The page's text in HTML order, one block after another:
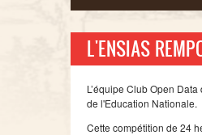
L'ENSIAS
L’équipe Club Open Data
de l'Education Nationale.
Cette compétition de 24